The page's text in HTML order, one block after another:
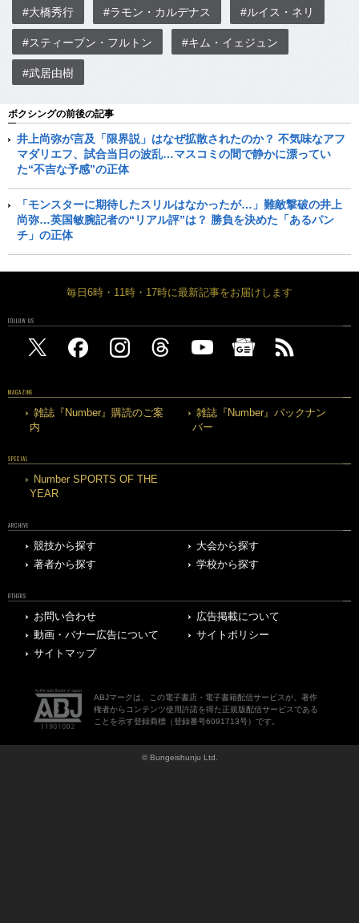
#大橋秀行 #ラモン・カルデナス #ルイス・ネリ
#スティーブン・フルトン #キム・イェジュン
#武居由樹
ボクシングの前後の記事
井上尚弥が言及「限界説」はなぜ拡散されたのか？ 不気味なアフ
マダリエフ、試合当日の波乱…マスコミの間で静かに漂ってい
た“不吉な予感”の正体
「モンスターに期待したスリルはなかったが…」難敵撃破の井上
尚弥…英国敏腕記者の“リアル評”は？ 勝負を決めた「あるパン
チ」の正体
毎日6時・11時・17時に最新記事をお届けします
FOLLOW US
MAGAZINE
雑誌『Number』購読のご案
内
雑誌『Number』バックナン
バー
SPECIAL
Number SPORTS OF THE
YEAR
ARCHIVE
競技から探す
大会から探す
著者から探す
学校から探す
OTHERS
お問い合わせ
広告掲載について
動画・バナー広告について
サイトポリシー
サイトマップ
ABJマークは、この電子書店・電子書籍配信サービスが、著作
権者からコンテンツ使用許諾を得た正規版配信サービスである
ことを示す登録商標（登録番号6091713号）です。
© Bungeishunju Ltd.